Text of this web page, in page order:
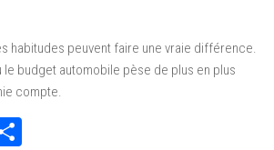
habitudes peuvent faire une vraie différence.
le budget automobile pèse de plus en plus
compte.